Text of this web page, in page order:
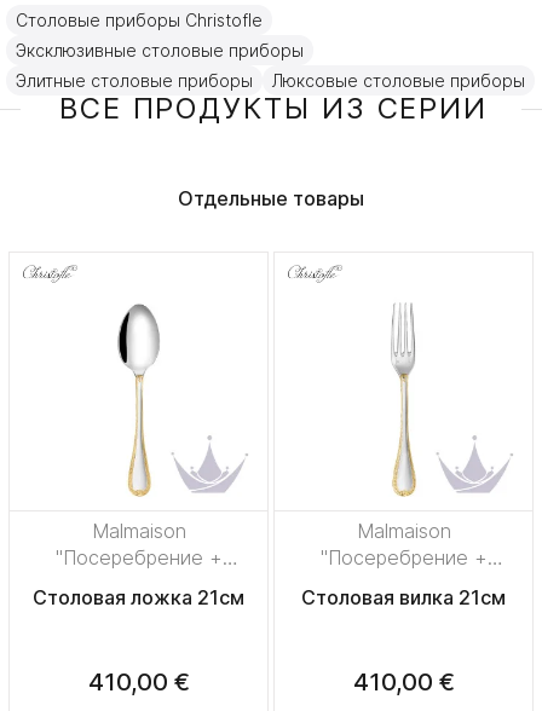
Столовые приборы Christofle
Эксклюзивные столовые приборы
Элитные столовые приборы
Люксовые столовые приборы
ВСЕ ПРОДУКТЫ ИЗ СЕРИИ
Отдельные товары
Malmaison
"Посеребрение +
узорная позолота"
Столовая ложка 21см
410,00 €
Malmaison
"Посеребрение +
узорная позолота"
Столовая вилка 21см
410,00 €